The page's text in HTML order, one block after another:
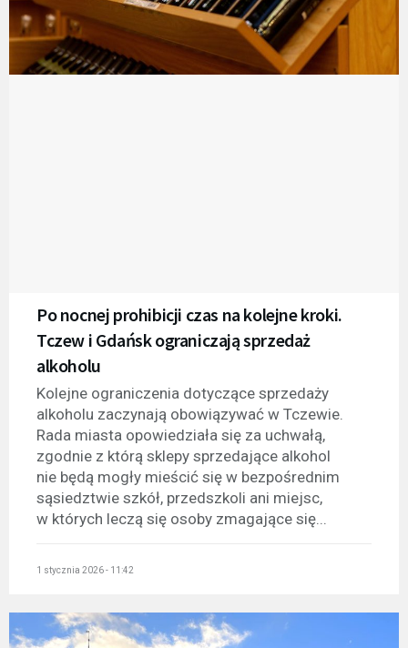
Po nocnej prohibicji czas na kolejne kroki.
Tczew i Gdańsk ograniczają sprzedaż
alkoholu
Kolejne ograniczenia dotyczące sprzedaży
alkoholu zaczynają obowiązywać w Tczewie.
Rada miasta opowiedziała się za uchwałą,
zgodnie z którą sklepy sprzedające alkohol
nie będą mogły mieścić się w bezpośrednim
sąsiedztwie szkół, przedszkoli ani miejsc,
w których leczą się osoby zmagające się...
1 stycznia 2026 - 11:42